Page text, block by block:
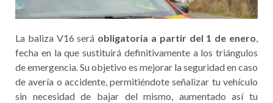
La baliza V16 será obligatoria a partir del 1 de enero,
fecha en la que sustituirá definitivamente a los triángulos
de emergencia. Su objetivo es mejorar la seguridad en caso
de avería o accidente, permitiéndote señalizar tu vehículo
sin necesidad de bajar del mismo, aumentado así tu